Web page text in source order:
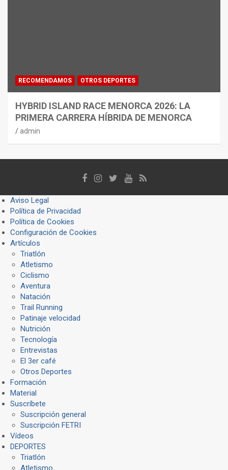
RECOMENDAMOS OTROS DEPORTES
HYBRID ISLAND RACE MENORCA 2026: LA
PRIMERA CARRERA HÍBRIDA DE MENORCA
admin
Aviso Legal
Política de Privacidad
Política de Cookies
Configuración de Cookies
Artículos
Triatlón
Atletismo
Ciclismo
Aventura
Natación
Trail Running
Patinaje velocidad
Nutrición
Tecnología
Entrevistas
El 3er café
Otros Deportes
Formación
Material
Suscríbete
Suscripción general
Suscripción FETRI
Vídeos
DEPORTES
Triatlón
Atletismo